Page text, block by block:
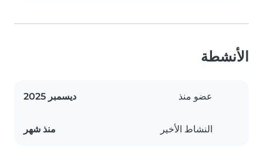
الأنشطة
عضو منذ ديسمبر 2025
النشاط الأخير منذ شهر